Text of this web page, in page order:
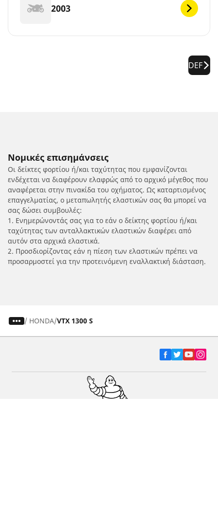
2003
DEF
Νομικές επισημάνσεις
Οι δείκτες φορτίου ή/και ταχύτητας που εμφανίζονται
ενδέχεται να διαφέρουν ελαφρώς από το αρχικό μέγεθος που
αναφέρεται στην πινακίδα του οχήματος. Ως καταρτισμένος
επαγγελματίας, ο μεταπωλητής ελαστικών σας θα μπορεί να
σας δώσει συμβουλές:
1. Ενημερώνοντάς σας για το εάν ο δείκτης φορτίου ή/και
ταχύτητας των ανταλλακτικών ελαστικών διαφέρει από
αυτόν στα αρχικά ελαστικά.
2. Προσδιορίζοντας εάν η πίεση των ελαστικών πρέπει να
προσαρμοστεί για την προτεινόμενη εναλλακτική διάσταση.
/ HONDA VTX 1300 S